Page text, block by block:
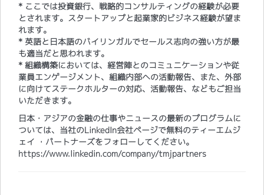
* ここでは投資銀行、戦略的コンサルティングの経験が必要
とされます。スタートアップと起業家的ビジネス経験が望ま
れます。
* 英語と日本語のバイリンガルでセールス志向の強い方が最
も適当だと思われます。
* 組織構築においては、経営陣とのコミュニケーションや従
業員エンゲージメント、組織内部への活動報告、また、外部
に向けてステークホルターの対応、活動報告、などもご担当
いただきます。
日本・アジアの金融の仕事やニュースの最新のプログラムに
ついては、当社のLinkedIn会社ページで無料のティーエムジ
ェイ ・パートナーズをフォローしてください。
https://www.linkedin.com/company/tmjpartners